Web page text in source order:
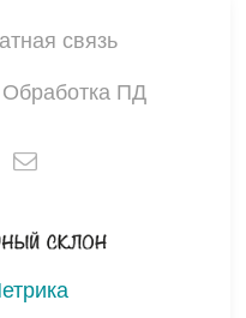
связь
Обработка ПД